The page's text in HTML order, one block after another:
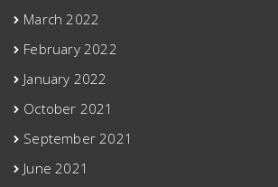
March 2022
February 2022
January 2022
October 2021
September 2021
June 2021